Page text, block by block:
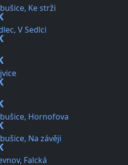
Ke strži
V Sedlci
Hornofova
Na závěji
Falcká